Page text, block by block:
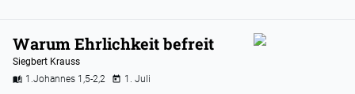
Warum Ehrlichkeit befreit
Siegbert Krauss
1.Johannes 1,5-2,2
1. Juli